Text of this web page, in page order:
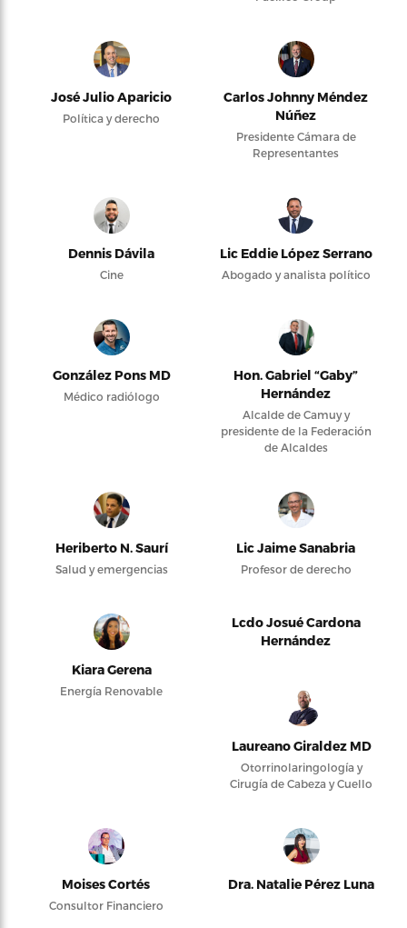
José Julio Aparicio
Política y derecho
Carlos Johnny Méndez
Núñez
Presidente Cámara de
Representantes
Dennis Dávila
Cine
Lic Eddie López Serrano
Abogado y analista político
González Pons MD
Médico radiólogo
Hon. Gabriel “Gaby”
Hernández
Alcalde de Camuy y
presidente de la Federación
de Alcaldes
Heriberto N. Saurí
Salud y emergencias
Lic Jaime Sanabria
Profesor de derecho
Kiara Gerena
Energía Renovable
Lcdo Josué Cardona
Hernández
Laureano Giraldez MD
Otorrinolaringología y
Cirugía de Cabeza y Cuello
Moises Cortés
Consultor Financiero
Dra. Natalie Pérez Luna